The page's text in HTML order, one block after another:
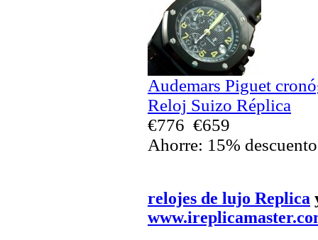
Audemars Piguet
Reloj Suizo Réplica
€776 €659
Ahorre: 15% descuento
relojes de lujo Replica